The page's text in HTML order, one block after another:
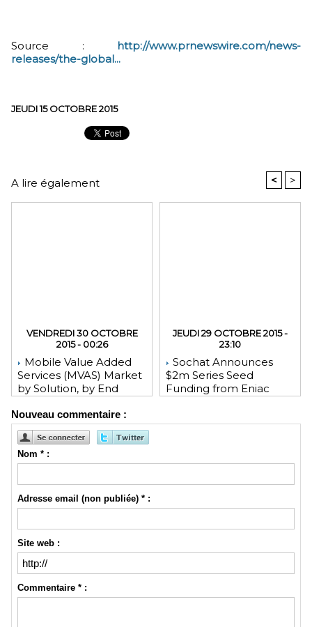
Source : http://www.prnewswire.com/news-
releases/the-global...
JEUDI 15 OCTOBRE 2015
A lire également < >
VENDREDI 30 OCTOBRE
2015 - 00:26
Mobile Value Added
Services (MVAS) Market
by Solution, by End
Geography - Global
Forecast and Analysis to
2020 - Reportlinker
Review
JEUDI 29 OCTOBRE 2015 -
23:10
Sochat Announces
$2m Series Seed
Funding from Eniac
Zhang
Nouveau commentaire :
Nom * :
Adresse email (non publiée) * :
Site web :
Commentaire * :